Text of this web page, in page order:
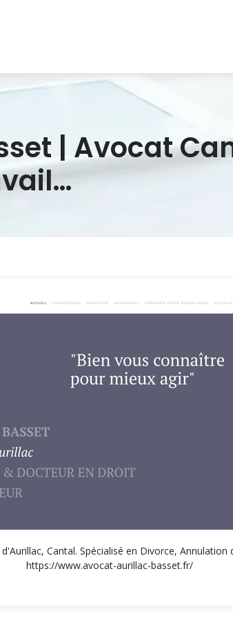
| Avocat
Cantal. Spécialisé en Divorce,
https://www.avocat-aurillac-basset.fr/